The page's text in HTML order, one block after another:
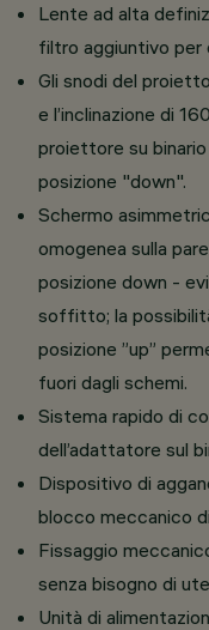
Lente ad alta
filtro aggiuntivo per
Gli snodi del
e l’inclinazione di
proiettore su
posizione "down".
Schermo
omogenea sulla
posizione down -
soffitto; la
posizione ”up”
fuori dagli schemi.
Sistema rapido di
dell’adattatore sul
Dispositivo di
blocco meccanico
Fissaggio
senza bisogno di
Unità di